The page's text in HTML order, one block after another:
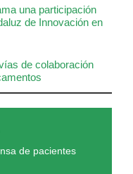
una participación
de Innovación en
de colaboración
de pacientes